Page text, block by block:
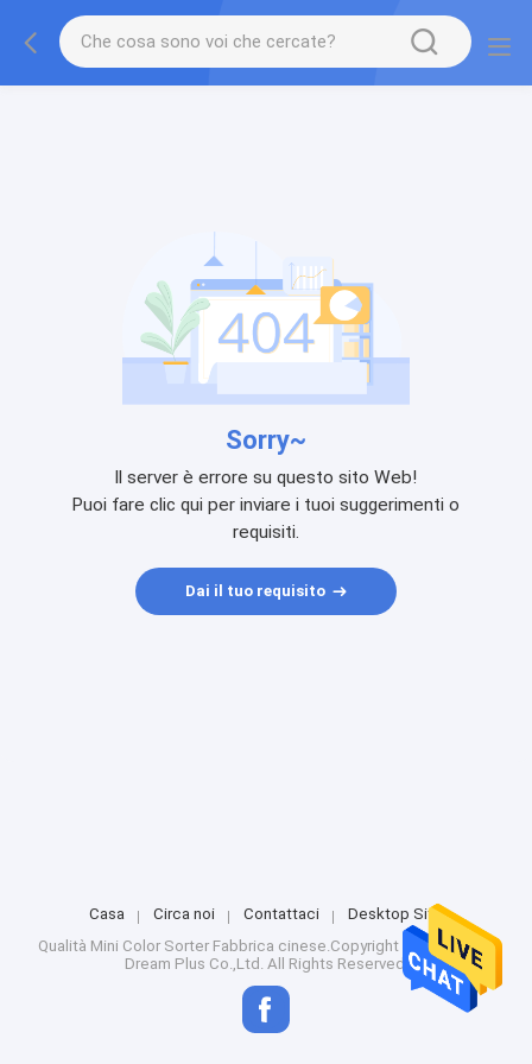
Sorry~
Il server è errore su questo sito Web!
Puoi fare clic qui per inviare i tuoi suggerimenti o
requisiti.
Dai il tuo requisito
Casa Circa noi Contattaci
Desktop Site
Qualità Mini Color SorterFabbrica cinese.Copyright © 2025 Hefei
Dream Plus Co.,Ltd. All Rights Reserved.